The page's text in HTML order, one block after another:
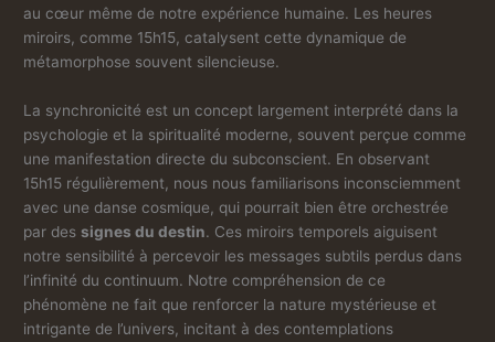
au cœur même de notre expérience humaine. Les heures
miroirs, comme 15h15, catalysent cette dynamique de
métamorphose souvent silencieuse.
La synchronicité est un concept largement interprété dans la
psychologie et la spiritualité moderne, souvent perçue comme
une manifestation directe du subconscient. En observant
15h15 régulièrement, nous nous familiarisons inconsciemment
avec une danse cosmique, qui pourrait bien être orchestrée
par dessignes du destin. Ces miroirs temporels aiguisent
notre sensibilité à percevoir les messages subtils perdus dans
l’infinité du continuum. Notre compréhension de ce
phénomène ne fait que renforcer la nature mystérieuse et
intrigante de l’univers, incitant à des contemplations